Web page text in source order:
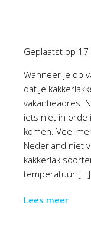
Geplaatst op 17
Wanneer je op
dat je
vakantieadres.
iets niet in orde
komen. Veel
Nederland niet
kakkerlak
temperatuur […]
Lees meer